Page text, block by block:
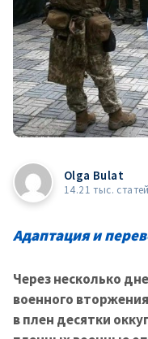
Olga Bulat
14.21 тыс. статей
Адаптация и
Через несколько
военного
в плен десятки